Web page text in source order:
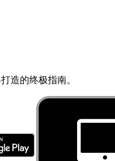
造的终极指南。